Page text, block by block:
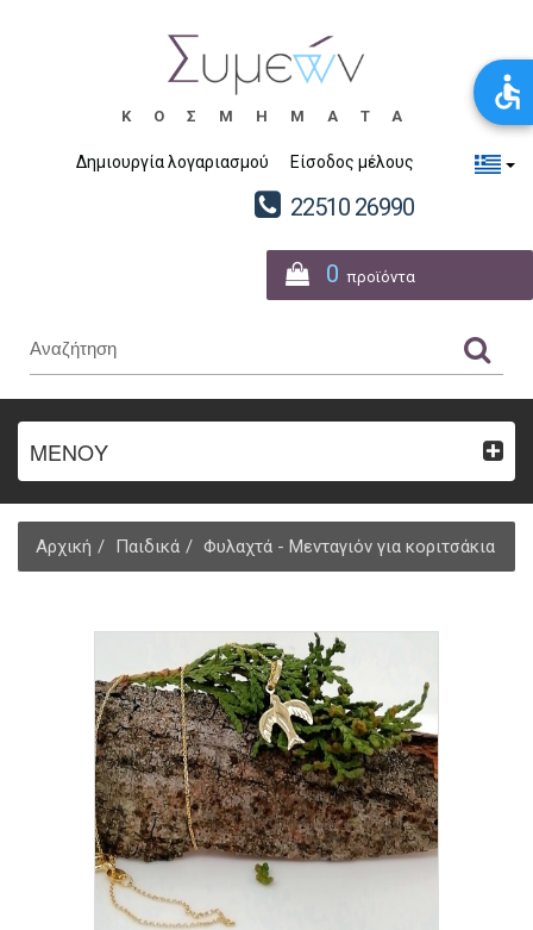
ΚΟΣΜΗΜΑΤΑ
Δημιουργία λογαριασμού Είσοδος μέλους
22510 26990
0 προϊόντα
ΜΕΝΟΥ
Αρχική Παιδικά Φυλαχτά - Μενταγιόν για κοριτσάκια